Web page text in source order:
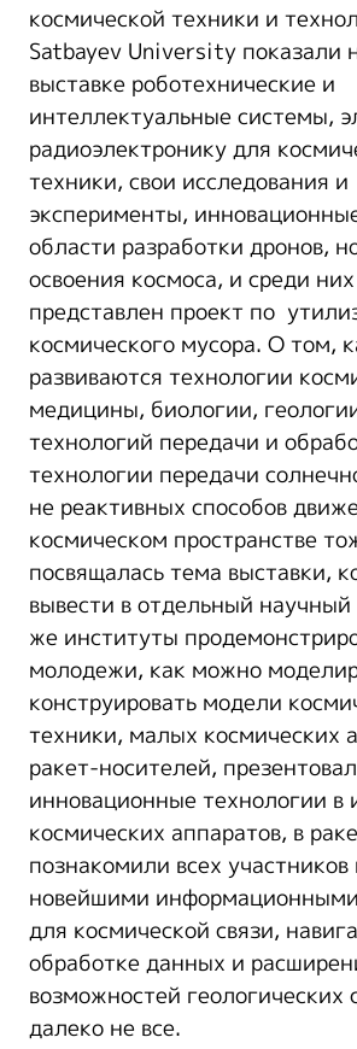
космической техники и
Satbayev University показали
выставке роботехнические и
интеллектуальные системы,
радиоэлектронику для
техники, свои исследования и
эксперименты,
области разработки дронов,
освоения космоса, и среди
представлен проект по
космического мусора. О том,
развиваются технологии
медицины, биологии,
технологий передачи и
технологии передачи
не реактивных способов
космическом пространстве
посвящалась тема выставки,
вывести в отдельный
же институты
молодежи, как можно
конструировать модели
техники, малых космических
ракет-носителей,
инновационные технологии в
космических аппаратов, в
познакомили всех участников
новейшими
для космической связи,
обработке данных и
возможностей геологических
далеко не все.